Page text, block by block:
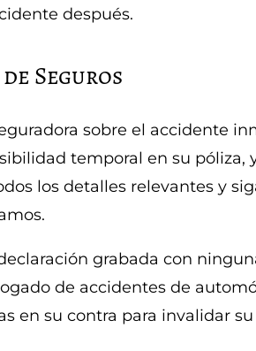
después.
Seguros
sobre el accidente
temporal en su
los detalles relevantes y
grabada con
de accidentes de
en su contra para invalidar